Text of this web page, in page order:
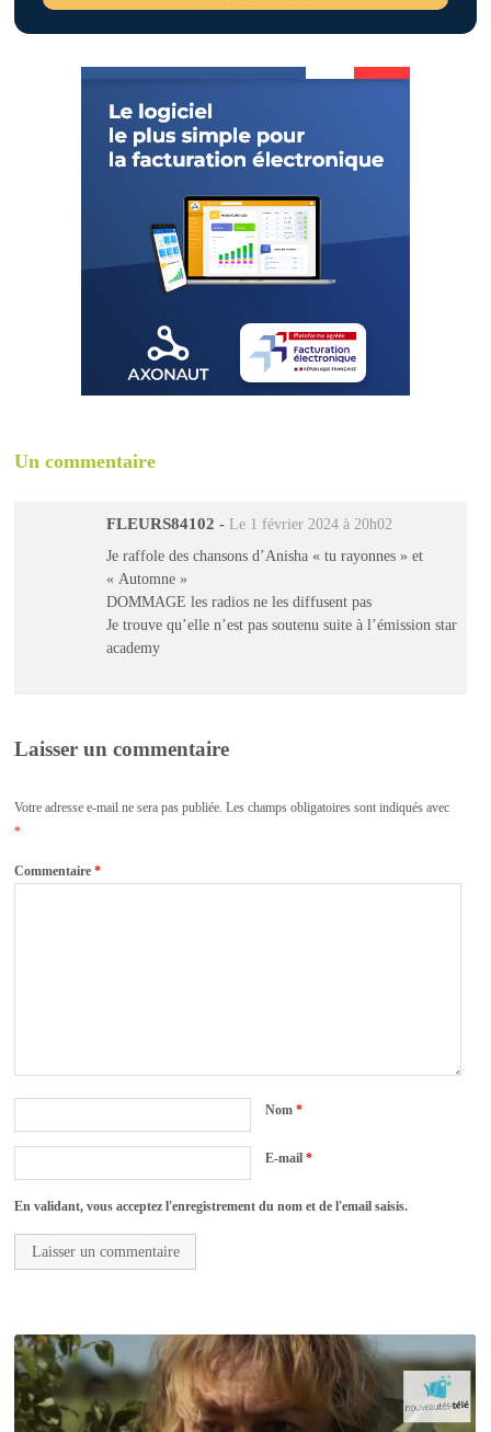
Un commentaire
FLEURS84102 - Le 1 février 2024 à 20h02
Je raffole des chansons d’Anisha « tu rayonnes » et
« Automne »
DOMMAGE les radios ne les diffusent pas
Je trouve qu’elle n’est pas soutenu suite à l’émission star
academy
Laisser un commentaire
Votre adresse e-mail ne sera pas publiée. Les champs obligatoires sont indiqués avec
*
Commentaire*
Nom*
E-mail*
En validant, vous acceptez l'enregistrement du nom et de l'email saisis.